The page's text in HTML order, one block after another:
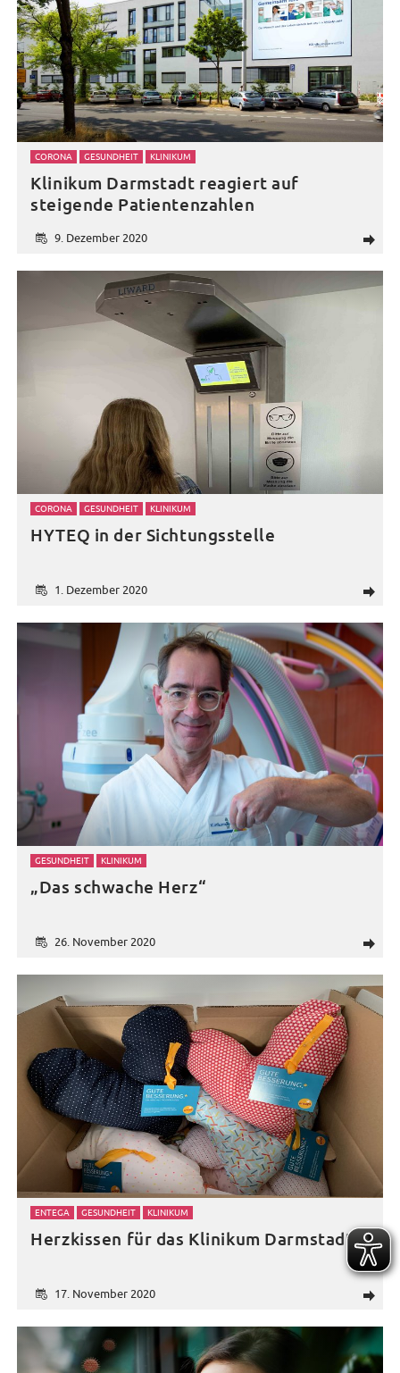
d
9. Dezember 2020
CORONA GESUNDHEIT KLINIKUM
Klinikum Darmstadt reagiert auf
steigende Patientenzahlen
d
1. Dezember 2020
CORONA GESUNDHEIT KLINIKUM
HYTEQ in der Sichtungsstelle
d
26. November 2020
GESUNDHEIT KLINIKUM
„Das schwache Herz“
d
17. November 2020
ENTEGA GESUNDHEIT KLINIKUM
Herzkissen für das Klinikum Darmstadt